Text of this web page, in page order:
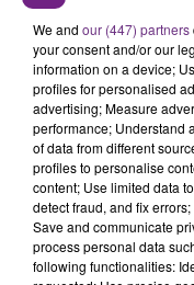
We and our (447) partners
your consent and/or our
information on a device;
profiles for personalised
advertising; Measure
performance; Understand
of data from different
profiles to personalise
content; Use limited data
detect fraud, and fix
Save and communicate
process personal data
following functionalities: